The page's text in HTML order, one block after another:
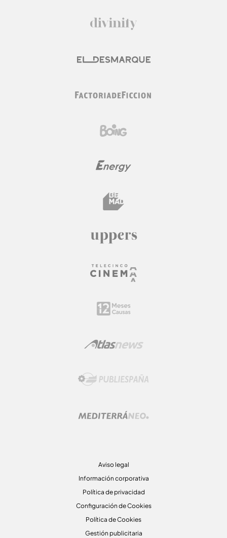
Aviso legal
Información corporativa
Política de privacidad
Configuración de Cookies
Política de Cookies
Gestión publicitaria